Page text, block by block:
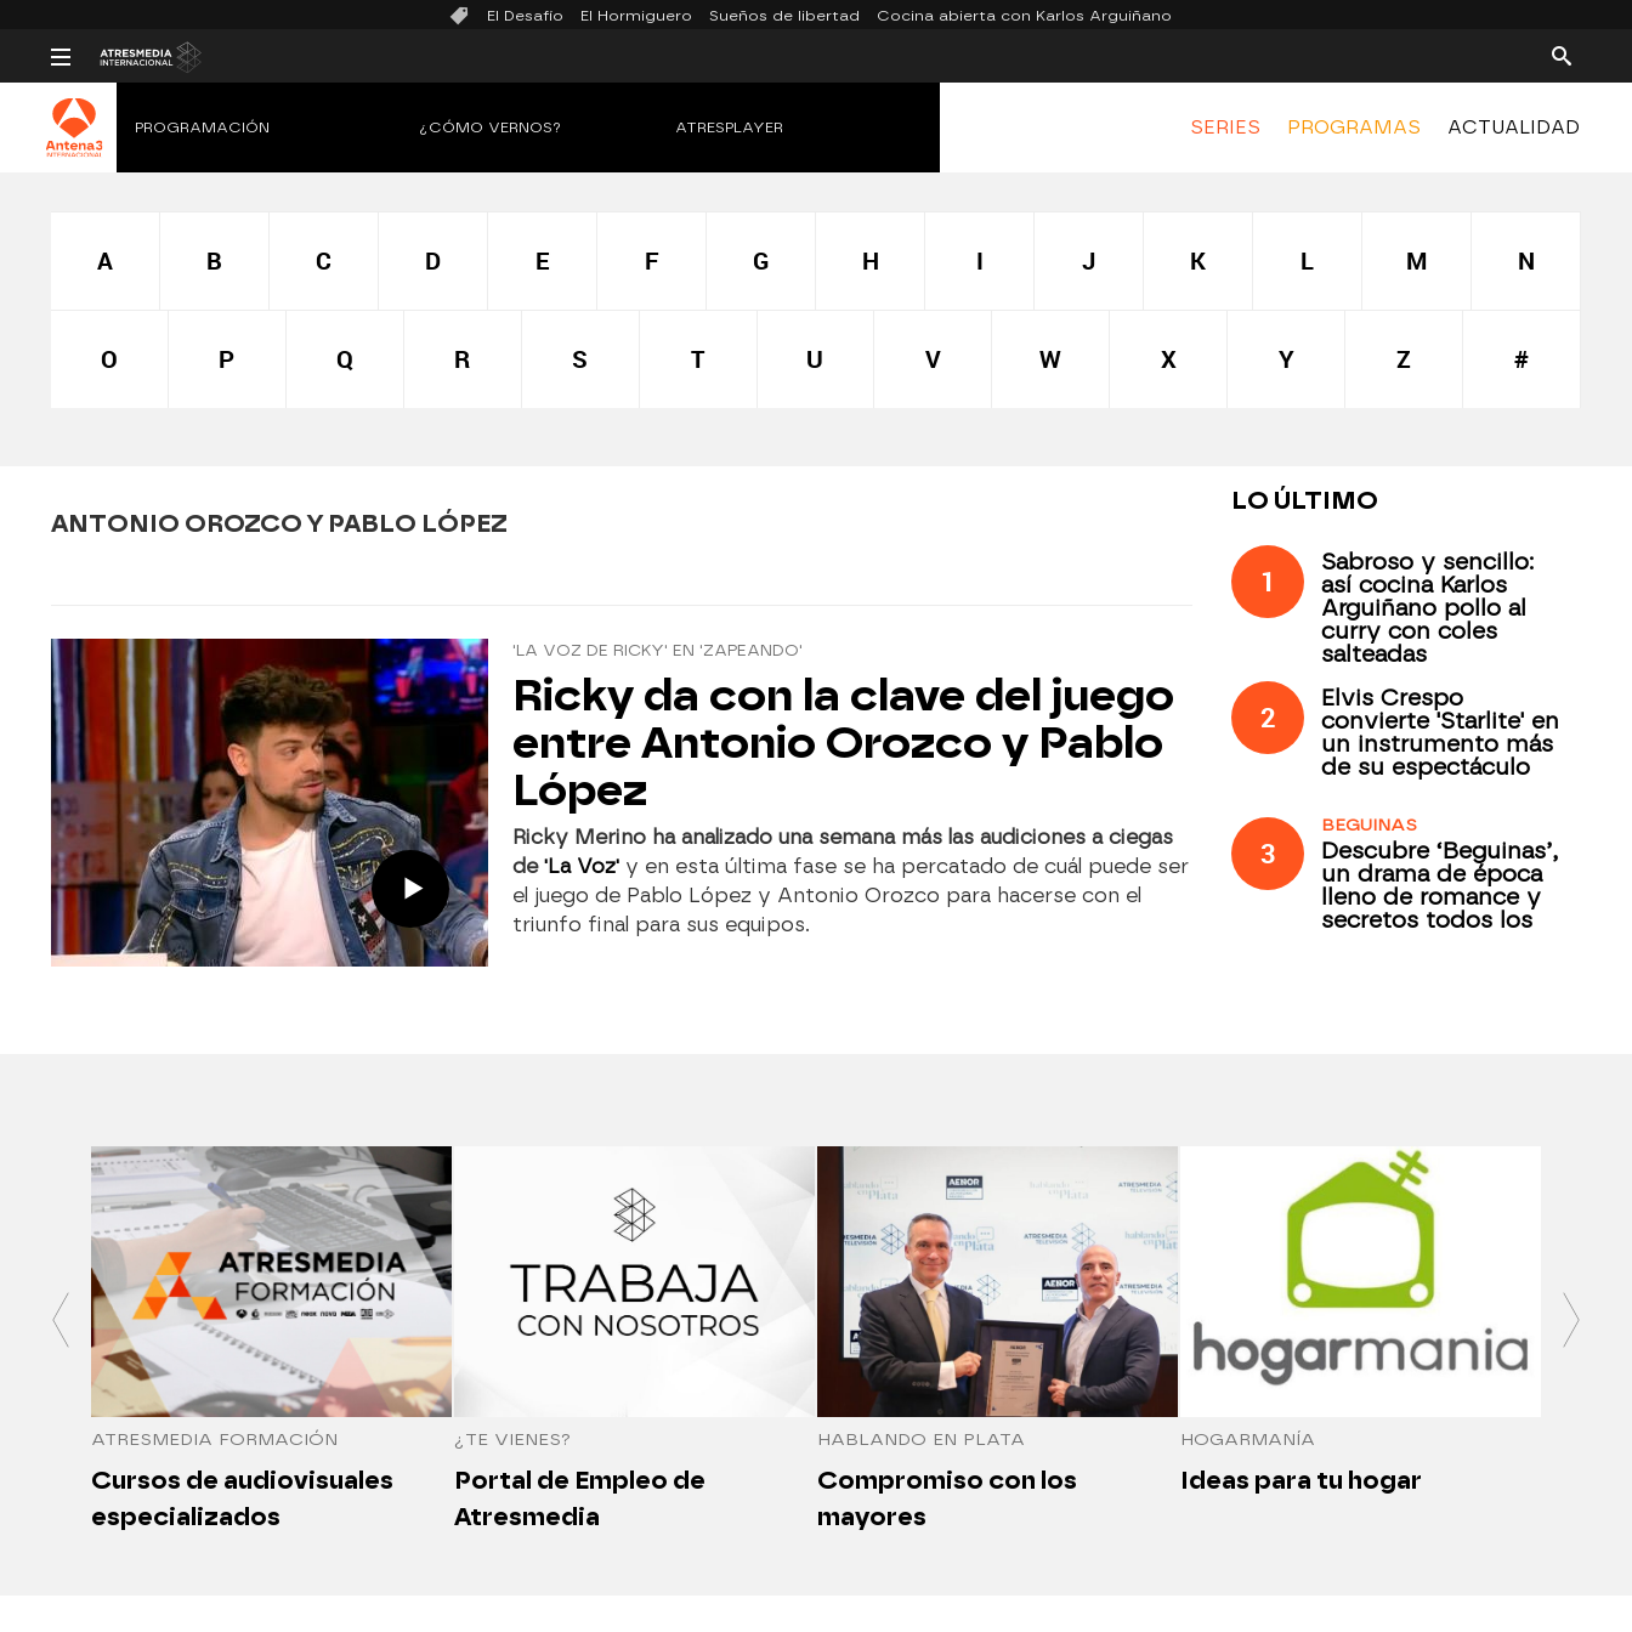
El Desafío El Hormiguero Sueños de libertad Cocina abierta con Karlos Arguiñano
SERIES PROGRAMAS ACTUALIDAD
PROGRAMACIÓN ¿CÓMO VERNOS? ATRESPLAYER
A B C D E F G H I J K L M N
O P Q R S T U V W X Y Z #
ANTONIO OROZCO Y PABLO LÓPEZ
'LA VOZ DE RICKY' EN 'ZAPEANDO'
Ricky da con la clave del juego
entre Antonio Orozco y Pablo
López
Ricky Merino ha analizado una semana más las audiciones a ciegas
de'La Voz' y en esta última fase se ha percatado de cuál puede ser
el juego de Pablo López y Antonio Orozco para hacerse con el
triunfo final para sus equipos.
LO ÚLTIMO
1
Sabroso y sencillo:
así cocina Karlos
Arguiñano pollo al
curry con coles
salteadas
2
Elvis Crespo
convierte 'Starlite' en
un instrumento más
de su espectáculo
3
BEGUINAS
Descubre ‘Beguinas’,
un drama de época
lleno de romance y
secretos todos los
ATRESMEDIA FORMACIÓN
Cursos de audiovisuales
especializados
¿TE VIENES?
Portal de Empleo de
Atresmedia
HABLANDO EN PLATA
Compromiso con los
mayores
HOGARMANÍA
Ideas para tu hogar